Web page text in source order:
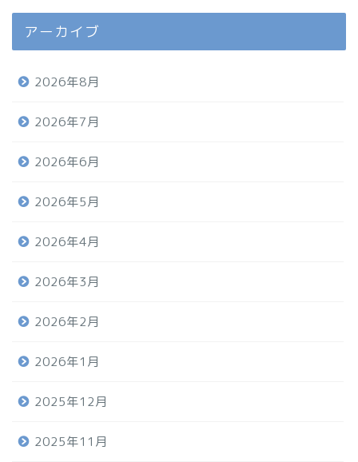
アーカイブ
2026年8月
2026年7月
2026年6月
2026年5月
2026年4月
2026年3月
2026年2月
2026年1月
2025年12月
2025年11月